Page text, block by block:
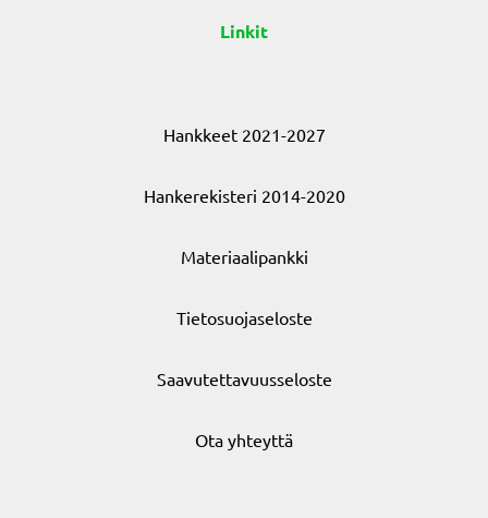
Linkit
Hankkeet 2021-2027
Hankerekisteri 2014-2020
Materiaalipankki
Tietosuojaseloste
Saavutettavuusseloste
Ota yhteyttä